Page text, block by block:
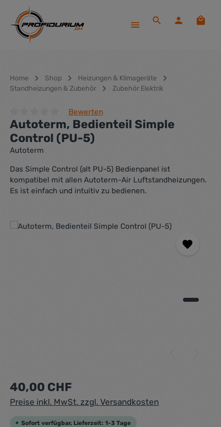
Zum Hauptinhalt springen
Home Shop
Heizungen & Klimageräte
Standheizungen & Zubehör
Zubehör Elektrik
Durchschnittliche Bewertung von 0 von 5 Sternen
Bewerten
Autoterm, Bedienteil Simple
Control (PU-5)
Autoterm
Das Simple Control (alt PU-5) Bedienpanel ist
kompatibel mit allen Autoterm-Air Luftstandheizungen.
Es ist einfach und intuitiv zu bedienen.
Bildergalerie überspringen
Regulärer Preis:
40,00 CHF
Preise inkl. MwSt. zzgl. Versandkosten
Sofort verfügbar, Lieferzeit: 1-3 Tage